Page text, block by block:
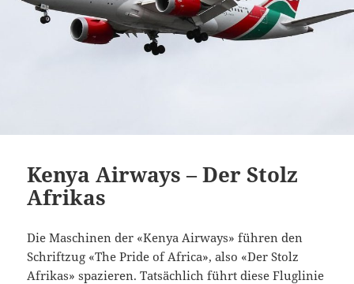
Kenya Airways – Der Stolz
Afrikas
Die Maschinen der «Kenya Airways» führen den
Schriftzug «The Pride of Africa», also «Der Stolz
Afrikas» spazieren. Tatsächlich führt diese Fluglinie